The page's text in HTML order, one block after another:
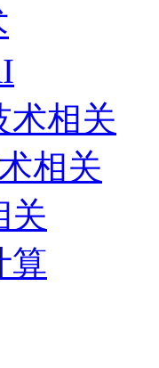
术相关
相关
关
算